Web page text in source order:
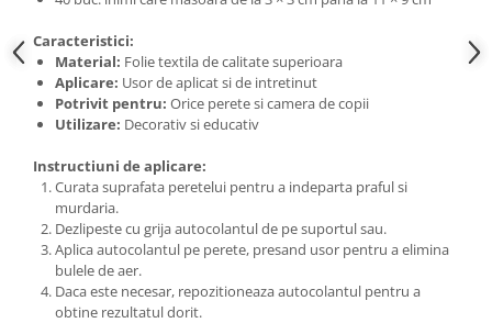
Caracteristici:
Material: Folie textila de calitate superioara
Aplicare: Usor de aplicat si de intretinut
Potrivit pentru: Orice perete si camera de copii
Utilizare: Decorativ si educativ
Instructiuni de aplicare:
Curata suprafata peretelui pentru a indeparta praful si
murdaria.
Dezlipeste cu grija autocolantul de pe suportul sau.
Aplica autocolantul pe perete, presand usor pentru a elimina
bulele de aer.
Daca este necesar, repozitioneaza autocolantul pentru a
obtine rezultatul dorit.